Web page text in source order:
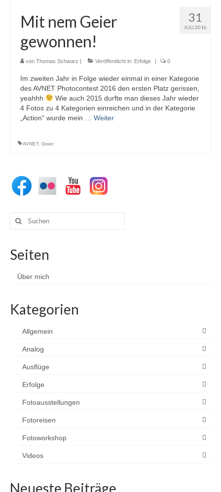
31
JULI 2016
Mit nem Geier
gewonnen!
von Thomas Schwarz | Veröffentlicht in: Erfolge | 0
Im zweiten Jahr in Folge wieder einmal in einer Kategorie
des AVNET Photocontest 2016 den ersten Platz gerissen,
yeahhh
Wie auch 2015 durfte man dieses Jahr wieder
4 Fotos zu 4 Kategorien einreichen und in der Kategorie
„Action“ wurde mein … Weiter
AVNET, Geier
Suchen
nach:
Seiten
Über mich
Kategorien
Allgemein
Analog
Ausflüge
Erfolge
Fotoausstellungen
Fotoreisen
Fotoworkshop
Videos
Neueste Beiträge